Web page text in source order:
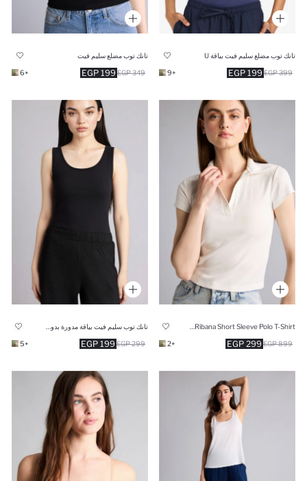
تانك توب مضلع سليم فيت بياقة U
199 EGP 399 EGP
+9
تانك توب مضلع سليم فيت
199 EGP 349 EGP
+6
299 EGP 899 EGP
+2
199 EGP 299 EGP
+5